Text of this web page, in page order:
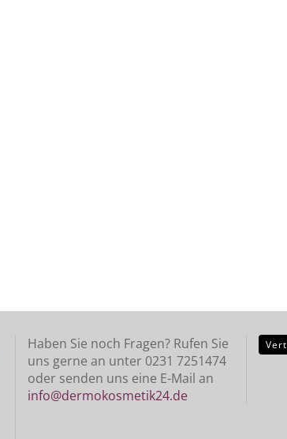
Haben Sie noch Fragen? Rufen Sie
uns gerne an unter 0231 7251474
oder senden uns eine E-Mail an
info@dermokosmetik24.de